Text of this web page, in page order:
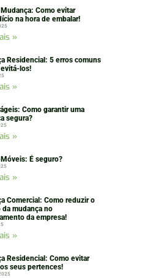
Mudança: Como evitar
na hora de embalar!
»
Residencial: 5 erros comuns
los!
»
Como garantir uma
segura?
»
É seguro?
»
Comercial: Como reduzir o
da mudança no
da empresa!
»
Residencial: Como evitar
seus pertences!